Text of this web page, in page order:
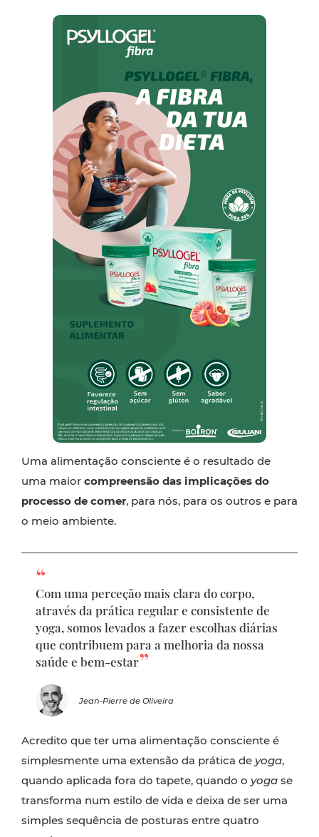
Uma alimentação consciente é o resultado de
uma maior compreensão das implicações do
processo de comer, para nós, para os outros e para
o meio ambiente.
Com uma perceção mais clara do corpo,
através da prática regular e consistente de
yoga, somos levados a fazer escolhas diárias
que contribuem para a melhoria da nossa
saúde e bem-estar
Jean-Pierre de Oliveira
Acredito que ter uma alimentação consciente é
simplesmente uma extensão da prática de yoga,
quando aplicada fora do tapete, quando o yoga se
transforma num estilo de vida e deixa de ser uma
simples sequência de posturas entre quatro